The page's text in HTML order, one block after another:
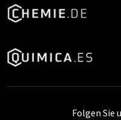
Folgen Sie